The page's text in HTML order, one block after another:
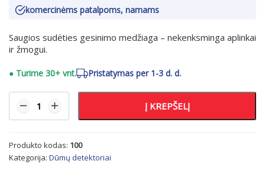
komercinėms patalpoms, namams
Saugios sudėties gesinimo medžiaga – nekenksminga aplinkai
ir žmogui.
● Turime 30+ vnt. Pristatymas per 1-3 d. d.
Į KREPŠELĮ
Produkto kodas: 100
Kategorija: Dūmų detektoriai